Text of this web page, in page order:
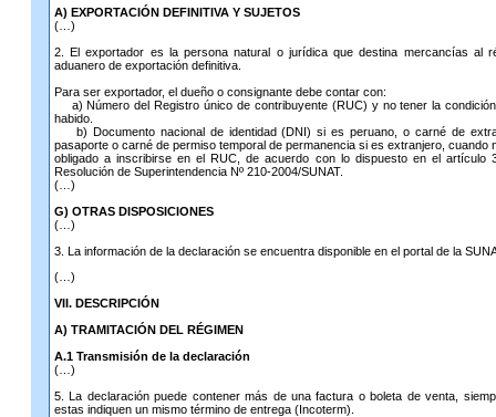
A) EXPORTACIÓN DEFINITIVA Y SUJETOS
(…)
2. El exportador es la persona natural o jurídica que destina mercancías al
aduanero de exportación definitiva.
Para ser exportador, el dueño o consignante debe contar con:
a) Número del Registro único de contribuyente (RUC) y no tener la
habido.
b) Documento nacional de identidad (DNI) si es peruano, o carné de
pasaporte o carné de permiso temporal de permanencia si es extranjero, cuando
obligado a inscribirse en el RUC, de acuerdo con lo dispuesto en el artículo
Resolución de Superintendencia Nº 210-2004/SUNAT.
(…)
G) OTRAS DISPOSICIONES
(…)
3. La información de la declaración se encuentra disponible en el portal de la
(…)
VII. DESCRIPCIÓN
A) TRAMITACIÓN DEL RÉGIMEN
A.1 Transmisión de la declaración
(…)
5. La declaración puede contener más de una factura o boleta de venta,
estas indiquen un mismo término de entrega (Incoterm).